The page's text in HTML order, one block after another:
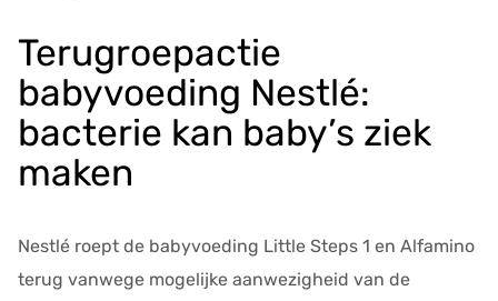
e
g
e
v
e
n
Terugroepactie
babyvoeding Nestlé:
bacterie kan baby’s ziek
maken
Nestlé roept de babyvoeding Little Steps 1 en Alfamino
terug vanwege mogelijke aanwezigheid van de